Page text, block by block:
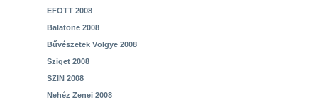
EFOTT 2008
Balatone 2008
Bűvészetek Völgye 2008
Sziget 2008
SZIN 2008
Nehéz Zenei 2008